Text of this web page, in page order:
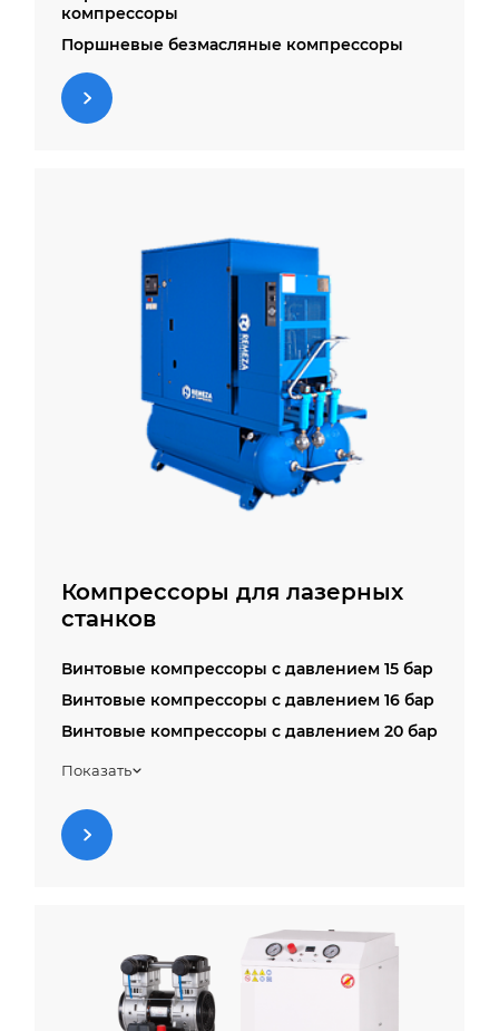
компрессоры
Поршневые безмасляные компрессоры
Компрессоры для лазерных
станков
Винтовые компрессоры c давлением 15 бар
Винтовые компрессоры c давлением 16 бар
Винтовые компрессоры c давлением 20 бар
Винтовые компрессоры c давлением 25 бар
Показать